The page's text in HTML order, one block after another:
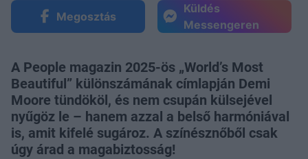
Megosztás
Küldés
Messengeren
A People magazin 2025-ös „World’s Most
Beautiful” különszámának címlapján Demi
Moore tündököl, és nem csupán külsejével
nyűgöz le – hanem azzal a belső harmóniával
is, amit kifelé sugároz. A színésznőből csak
úgy árad a magabiztosság!